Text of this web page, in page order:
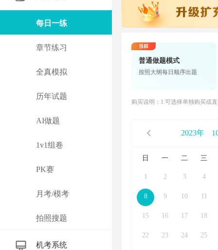
每日一练
章节练习
全真模拟
历年试题
AI做题
1v1组卷
PK赛
月考/模考
拍照搜题
机考系统
普通做题模式
按照大纲每日顺序出题
购买说明：1.可选择单独购买或
2023年
日 一 二 三
1 2 3 4
8 9 10 11
15 16 17 18
22 23 24 25